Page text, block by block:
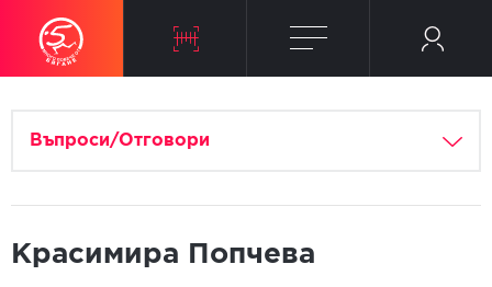
Въпроси/Отговори
Красимира Попчева